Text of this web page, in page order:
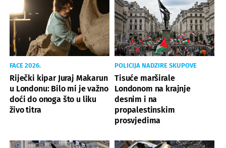
FACE 2026.
Riječki kipar Juraj Makarun
u Londonu: Bilo mi je važno
doći do onoga što u liku
živo titra
POLICIJA NADZIRE SKUPOVE
Tisuće marširale
Londonom na krajnje
desnim i na
propalestinskim
prosvjedima